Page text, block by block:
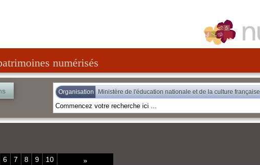
numérisés
Organisation Ministère de l'éducation nationale et de la culture française
6 7 8 9 10 »